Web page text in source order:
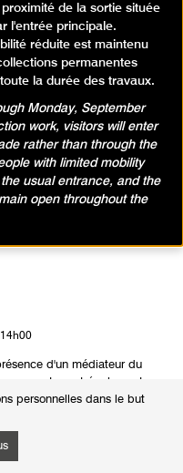
personnelles dans le but
musée
d'un médiateur du
est également
de la sortie située
l'entrée principale.
réduite est maintenu
permanentes
la durée des travaux.
Monday, September
work, visitors will enter
rather than through the
with limited mobility
usual entrance, and the
open throughout the